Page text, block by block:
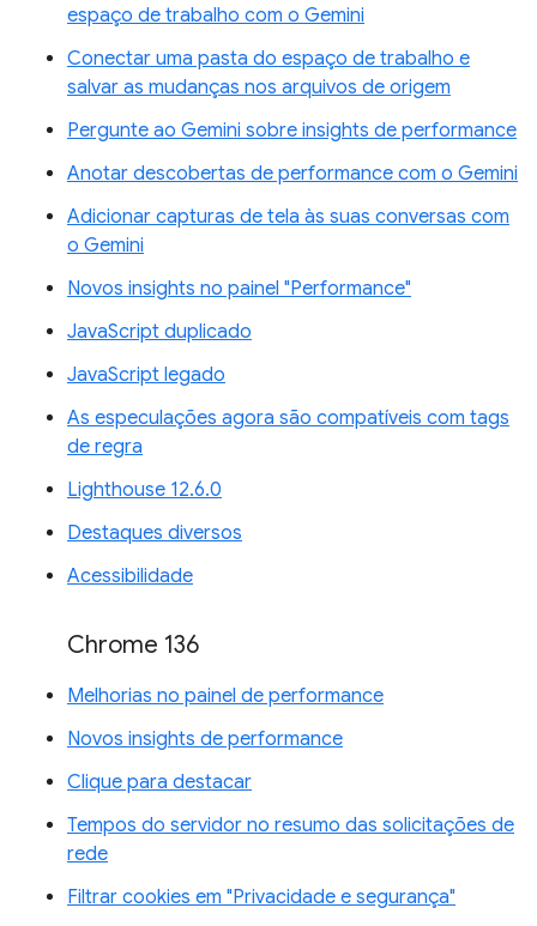
espaço de trabalho com o Gemini
Conectar uma pasta do espaço de trabalho e
salvar as mudanças nos arquivos de origem
Pergunte ao Gemini sobre insights de performance
Anotar descobertas de performance com o Gemini
Adicionar capturas de tela às suas conversas com
o Gemini
Novos insights no painel "Performance"
JavaScript duplicado
JavaScript legado
As especulações agora são compatíveis com tags
de regra
Lighthouse 12.6.0
Destaques diversos
Acessibilidade
Chrome 136
Melhorias no painel de performance
Novos insights de performance
Clique para destacar
Tempos do servidor no resumo das solicitações de
rede
Filtrar cookies em "Privacidade e segurança"